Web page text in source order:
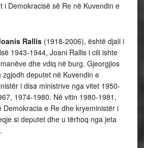
i Demokracisë së Re në Kuvendin e
Rallis(1918-2006), është djali i
1943-1944, Joani Rallis i cili ishte
dhe vdiq në burg. Gjeorgjios
zgjodh deputet në Kuvendin e
i disa ministrive nga vitet 1950-
1974-1980. Në vitin 1980-1981,
Demokracia e Re dhe kryeministër i
si deputet dhe u tërhoq nga jeta